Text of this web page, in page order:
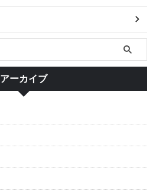
アーカイブ